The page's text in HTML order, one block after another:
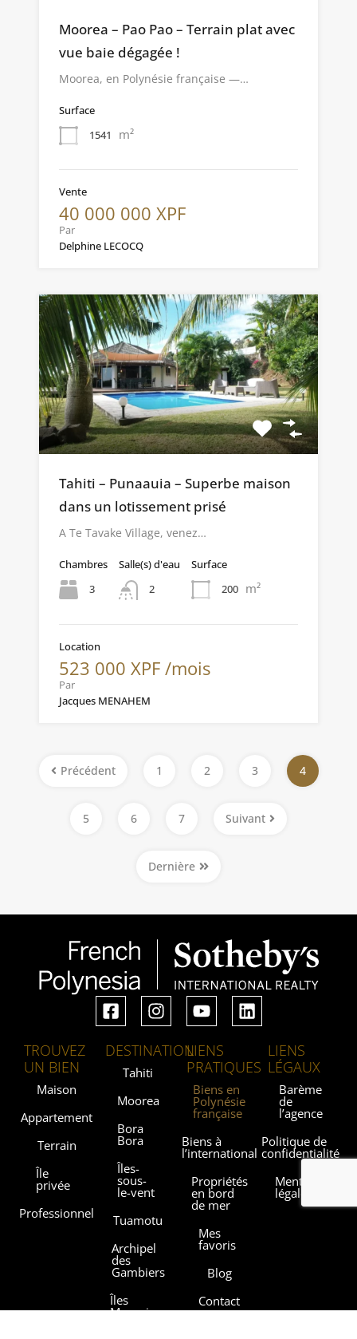
Moorea – Pao Pao – Terrain plat avec
vue baie dégagée !
Moorea, en Polynésie française —…
Surface
1541
m²
Vente
40 000 000 XPF
Par
Delphine LECOCQ
Tahiti – Punaauia – Superbe maison
dans un lotissement prisé
A Te Tavake Village, venez…
Chambres
3
Salle(s) d'eau
2
Surface
200 m²
Location
523 000 XPF /mois
Par
Jacques MENAHEM
Précédent 1 2 3 4
5 6 7 Suivant
Dernière
TROUVEZ
UN BIEN
Maison
Appartement
Terrain
Île
privée
Professionnel
DESTINATION
Tahiti
Moorea
Bora
Bora
Îles-
sous-
le-vent
Tuamotu
Archipel
des
Gambiers
Îles
Marquises
LIENS
PRATIQUES
Biens en
Polynésie
française
Biens à
l’international
Propriétés
en bord
de mer
Mes
favoris
Blog
Contact
LIENS
LÉGAUX
Barème
de
l’agence
Politique de
confidentialité
Mentions
légales